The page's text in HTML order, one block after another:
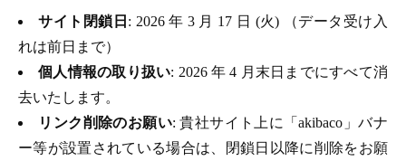
サイト閉鎖日 : 2026 年 3 月 17 日 (火) （データ受け入
れは前日まで）
個人情報の取り扱い: 2026 年 4 月末日までにすべて消
去いたします。
リンク削除のお願い: 貴社サイト上に「akibaco」バナ
ー等が設置されている場合は、閉鎖日以降に削除をお願